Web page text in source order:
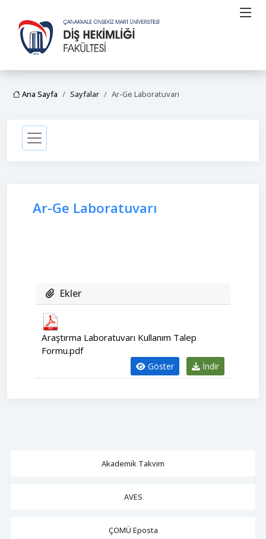
Ana Sayfa Sayfalar Ar-Ge Laboratuvarı
Ar-Ge Laboratuvarı
Ekler
Araştırma Laboratuvarı Kullanım Talep
Formu.pdf
Göster İndir
Akademik Takvim
AVES
ÇOMÜ Eposta